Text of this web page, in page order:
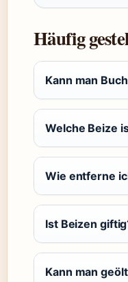
Häufig
Kann man
Welche Beize
Wie entferne
Ist Beizen
Kann man